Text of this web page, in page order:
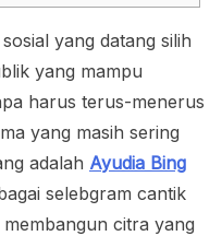
yang datang silih
yang mampu
harus terus-menerus
yang masih sering
adalah Ayudia Bing
selebgram cantik
citra yang